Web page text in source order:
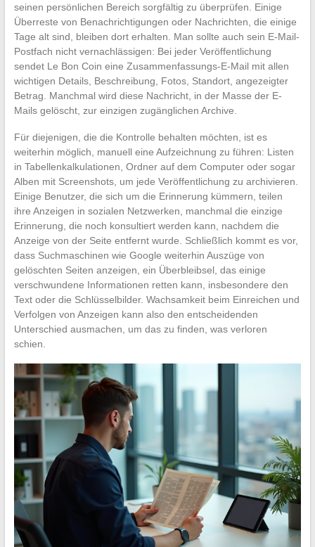
seinen persönlichen Bereich sorgfältig zu überprüfen. Einige
Überreste von Benachrichtigungen oder Nachrichten, die einige
Tage alt sind, bleiben dort erhalten. Man sollte auch sein E-Mail-
Postfach nicht vernachlässigen: Bei jeder Veröffentlichung
sendet Le Bon Coin eine Zusammenfassungs-E-Mail mit allen
wichtigen Details, Beschreibung, Fotos, Standort, angezeigter
Betrag. Manchmal wird diese Nachricht, in der Masse der E-
Mails gelöscht, zur einzigen zugänglichen Archive.
Für diejenigen, die die Kontrolle behalten möchten, ist es
weiterhin möglich, manuell eine Aufzeichnung zu führen: Listen
in Tabellenkalkulationen, Ordner auf dem Computer oder sogar
Alben mit Screenshots, um jede Veröffentlichung zu archivieren.
Einige Benutzer, die sich um die Erinnerung kümmern, teilen
ihre Anzeigen in sozialen Netzwerken, manchmal die einzige
Erinnerung, die noch konsultiert werden kann, nachdem die
Anzeige von der Seite entfernt wurde. Schließlich kommt es vor,
dass Suchmaschinen wie Google weiterhin Auszüge von
gelöschten Seiten anzeigen, ein Überbleibsel, das einige
verschwundene Informationen retten kann, insbesondere den
Text oder die Schlüsselbilder. Wachsamkeit beim Einreichen und
Verfolgen von Anzeigen kann also den entscheidenden
Unterschied ausmachen, um das zu finden, was verloren
schien.